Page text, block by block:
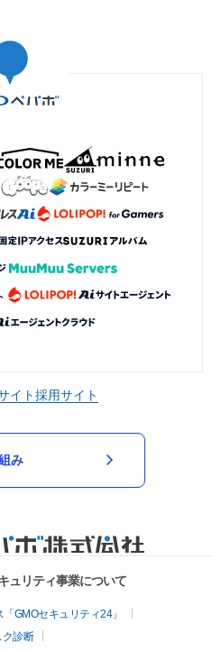
イト採用サイト
み
ュリティ事業について
GMOセキュリティ24」
ク診断